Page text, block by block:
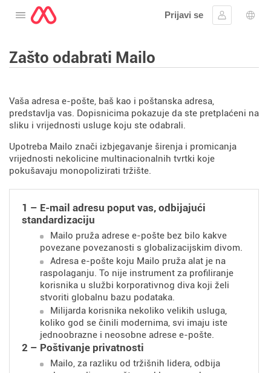
Otvorite izbornik
Prijavi se
Prijaviti se
Zašto odabrati Mailo
Vaša adresa e-pošte, baš kao i poštanska adresa,
predstavlja vas. Dopisnicima pokazuje da ste pretplaćeni na
sliku i vrijednosti usluge koju ste odabrali.
Upotreba Mailo znači izbjegavanje širenja i promicanja
vrijednosti nekolicine multinacionalnih tvrtki koje
pokušavaju monopolizirati tržište.
1 – E-mail adresu poput vas, odbijajući
standardizaciju
Mailo pruža adrese e-pošte bez bilo kakve
povezane povezanosti s globalizacijskim divom.
Adresa e-pošte koju Mailo pruža alat je na
raspolaganju. To nije instrument za profiliranje
korisnika u službi korporativnog diva koji želi
stvoriti globalnu bazu podataka.
Milijarda korisnika nekoliko velikih usluga,
koliko god se činili modernima, svi imaju iste
jednoobrazne i neosobne adrese e-pošte.
2 – Poštivanje privatnosti
Mailo, za razliku od tržišnih lidera, odbija